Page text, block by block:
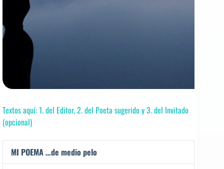
Textos aquí: 1. del Editor, 2. del Poeta sugerido y 3. del Invitado
(opcional)
MI POEMA …de medio pelo